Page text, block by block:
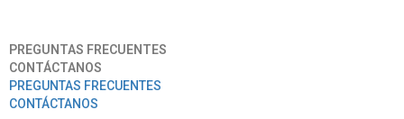
PREGUNTAS FRECUENTES
CONTÁCTANOS
PREGUNTAS FRECUENTES
CONTÁCTANOS